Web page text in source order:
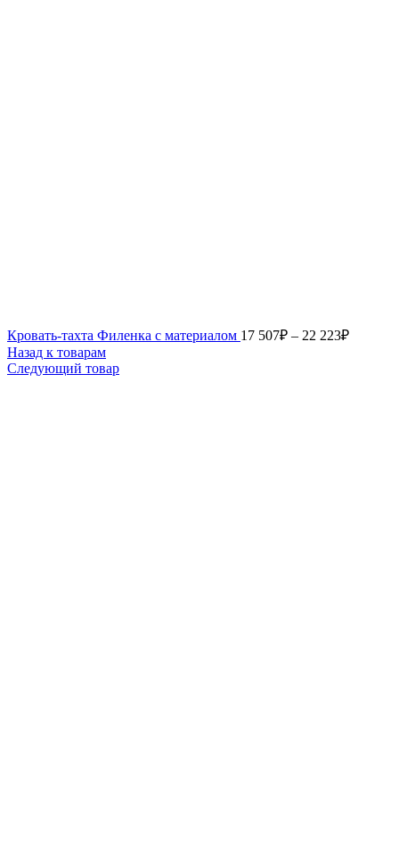
Кровать-тахта Филенка с материалом 17 507₽ – 22 223₽
Назад к товарам
Следующий товар